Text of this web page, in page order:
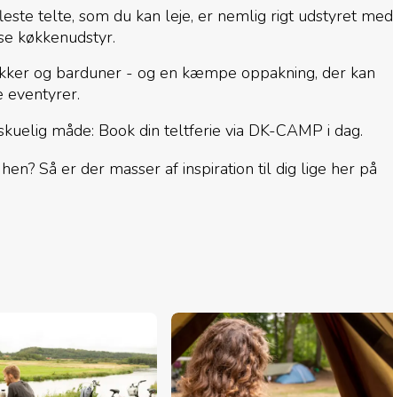
telte, som du kan leje, er nemlig rigt udstyret med
køkkenudstyr.
og barduner - og en kæmpe oppakning, der kan
eventyrer.
måde: Book din teltferie via DK-CAMP i dag.
Så er der masser af inspiration til dig lige her på